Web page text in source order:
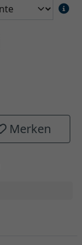
Merken